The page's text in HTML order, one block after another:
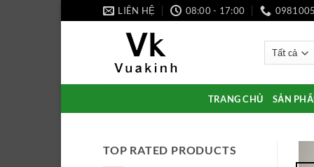
qua
LIÊN HỆ 08:00 - 17:00
TRANG CHỦ SẢN
TOP RATED PRODUCTS